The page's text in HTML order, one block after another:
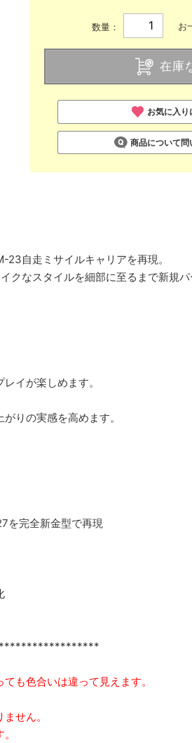
数量： お
在庫
お気に入り
商品について問
自走ミサイルキャリアを再現。
クなスタイルを細部に至るまで新規
イが楽しめます。
りの実感を高めます。
を完全新金型で再現
も色合いは違って見えます。
せん。